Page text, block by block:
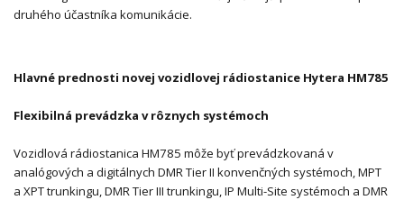
druhého účastníka komunikácie.
Hlavné prednosti novej vozidlovej rádiostanice Hytera HM785
Flexibilná prevádzka v rôznych systémoch
Vozidlová rádiostanica HM785 môže byť prevádzkovaná v
analógových a digitálnych DMR Tier II konvenčných systémoch, MPT
a XPT trunkingu, DMR Tier III trunkingu, IP Multi-Site systémoch a DMR